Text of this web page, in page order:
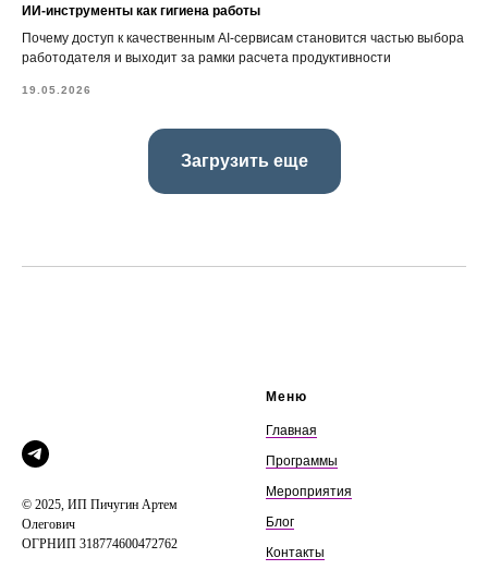
ИИ-инструменты как гигиена работы
Почему доступ к качественным AI-сервисам становится частью выбора
работодателя и выходит за рамки расчета продуктивности
19.05.2026
Загрузить еще
© 2025, ИП Пичугин Артем
Олегович
ОГРНИП 318774600472762
Меню
Главная
Программы
Мероприятия
Блог
Контакты